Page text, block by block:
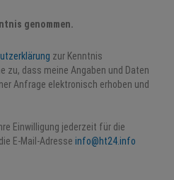
genommen.
zur Kenntnis
zu, dass meine Angaben und Daten
Anfrage elektronisch erhoben und
Einwilligung jederzeit für die
E-Mail-Adresse info@ht24.info